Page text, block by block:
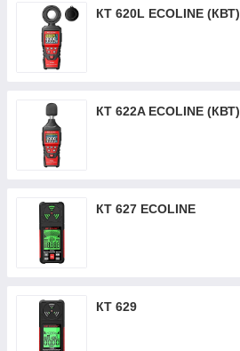
КТ 620L ECOLINE (КВТ)
КТ 622A ECOLINE (КВТ)
КТ 627 ECOLINE
КТ 629